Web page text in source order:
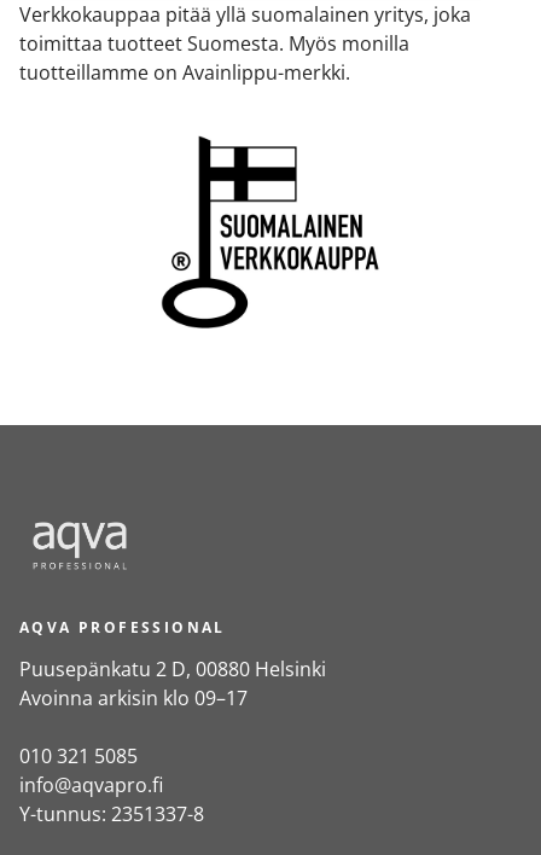
Verkkokauppaa pitää yllä suomalainen yritys, joka
toimittaa tuotteet Suomesta. Myös monilla
tuotteillamme on Avainlippu-merkki.
AQVA PROFESSIONAL
Puusepänkatu 2 D, 00880 Helsinki
Avoinna arkisin klo 09–17
010 321 5085
info@aqvapro.fi
Y-tunnus: 2351337-8